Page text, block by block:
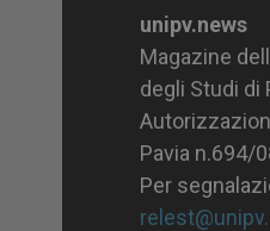
unipv.news
Magazine
degli Studi di
Pavia n.694/
Per